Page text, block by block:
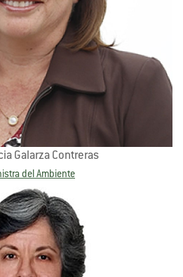
Galarza Contreras
del Ambiente